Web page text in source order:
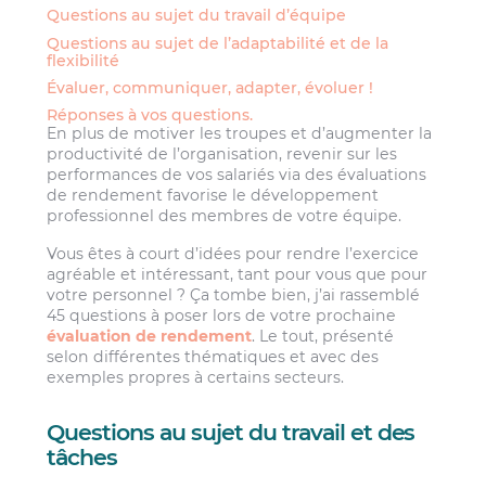
Questions au sujet du travail d’équipe
Questions au sujet de l’adaptabilité et de la
flexibilité
Évaluer, communiquer, adapter, évoluer !
Réponses à vos questions.
En plus de motiver les troupes et d’augmenter la
productivité de l’organisation, revenir sur les
performances de vos salariés via des évaluations
de rendement favorise le développement
professionnel des membres de votre équipe.
Vous êtes à court d’idées pour rendre l’exercice
agréable et intéressant, tant pour vous que pour
votre personnel ? Ça tombe bien, j’ai rassemblé
45 questions à poser lors de votre prochaine
évaluation de rendement. Le tout, présenté
selon différentes thématiques et avec des
exemples propres à certains secteurs.
Questions au sujet du travail et des
tâches